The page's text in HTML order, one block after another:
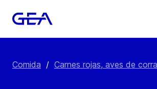
Comida / Carnes rojas, aves de